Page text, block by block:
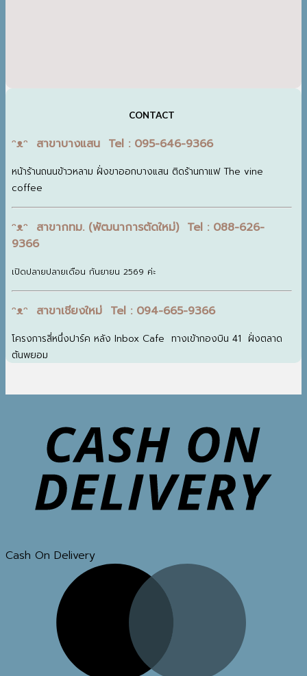
CONTACT
ᵔᴥᵔ สาขาบางแสน Tel : 095-646-9366
หน้าร้านถนนข้าวหลาม ฝั่งขาออกบางแสน ติดร้านกาแฟ The vine
coffee
ᵔᴥᵔ สาขากทม. (พัฒนาการตัดใหม่) Tel : 088-626-
9366
เปิดปลายปลายเดือน กันยายน 2569 ค่ะ
ᵔᴥᵔ สาขาเชียงใหม่ Tel : 094-665-9366
โครงการสี่หนึ่งปาร์ค หลัง Inbox Cafe ทางเข้ากองบิน 41 ฝั่งตลาด
ต้นพยอม
Cash On Delivery